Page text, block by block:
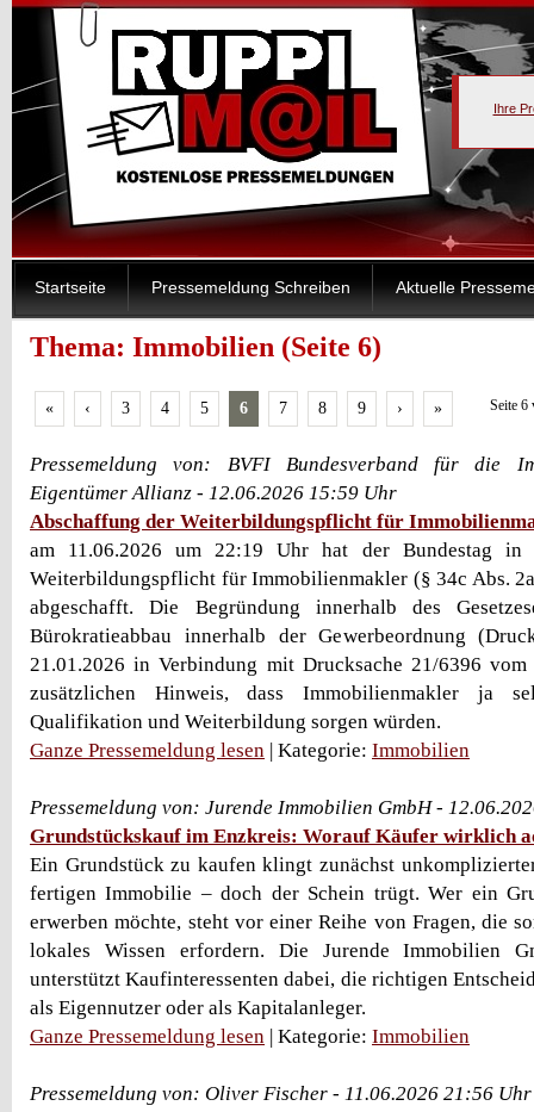
Ihre
Startseite Pressemeldung Schreiben Aktuelle
Thema: Immobilien (Seite 6)
« ‹ 3 4 5 6 7 8 9 › » Seite 6
Pressemeldung von: BVFI Bundesverband für die
Eigentümer Allianz - 12.06.2026 15:59 Uhr
Abschaffung der Weiterbildungspflicht für
am 11.06.2026 um 22:19 Uhr hat der Bundestag
Weiterbildungspflicht für Immobilienmakler (§ 34c Abs.
abgeschafft. Die Begründung innerhalb des
Bürokratieabbau innerhalb der Gewerbeordnung
21.01.2026 in Verbindung mit Drucksache 21/6396
zusätzlichen Hinweis, dass Immobilienmakler ja
Qualifikation und Weiterbildung sorgen würden.
Ganze Pressemeldung lesen | Kategorie: Immobilien
Pressemeldung von: Jurende Immobilien GmbH -
Grundstückskauf im Enzkreis: Worauf Käufer wirklich
Ein Grundstück zu kaufen klingt zunächst
fertigen Immobilie – doch der Schein trügt. Wer ein
erwerben möchte, steht vor einer Reihe von Fragen, die
lokales Wissen erfordern. Die Jurende Immobilien
unterstützt Kaufinteressenten dabei, die richtigen
als Eigennutzer oder als Kapitalanleger.
Ganze Pressemeldung lesen | Kategorie: Immobilien
Pressemeldung von: Oliver Fischer - 11.06.2026 21:56 Uhr